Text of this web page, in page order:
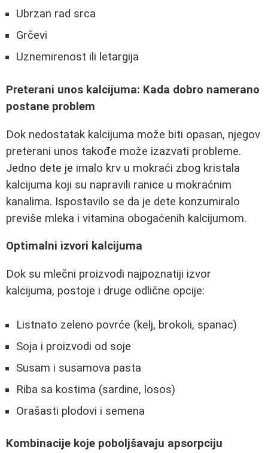
Ubrzan rad srca
Grčevi
Uznemirenost ili letargija
Preterani unos kalcijuma: Kada dobro namerano
postane problem
Dok nedostatak kalcijuma može biti opasan, njegov
preterani unos takođe može izazvati probleme.
Jedno dete je imalo krv u mokraći zbog kristala
kalcijuma koji su napravili ranice u mokraćnim
kanalima. Ispostavilo se da je dete konzumiralo
previše mleka i vitamina obogaćenih kalcijumom.
Optimalni izvori kalcijuma
Dok su mlečni proizvodi najpoznatiji izvor
kalcijuma, postoje i druge odlične opcije:
Listnato zeleno povrće (kelj, brokoli, spanac)
Soja i proizvodi od soje
Susam i susamova pasta
Riba sa kostima (sardine, losos)
Orašasti plodovi i semena
Kombinacije koje poboljšavaju apsorpciju